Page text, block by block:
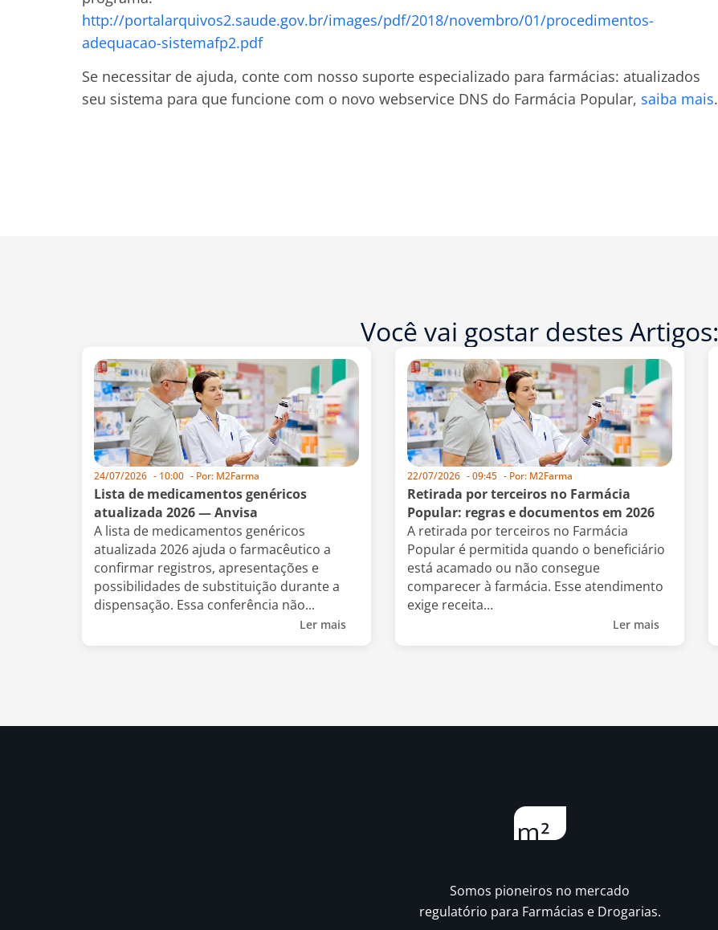
http://portalarquivos2.saude.gov.br/images/pdf/2018/novembro/01/procedimentos-
adequacao-sistemafp2.pdf
Se necessitar de ajuda, conte com nosso suporte especializado para farmácias: atualizados
seu sistema para que funcione com o novo webservice DNS do Farmácia Popular, saiba mais.
Você vai gostar destes Artigos:
24/07/2026 - 10:00 - Por: M2Farma
Lista de medicamentos genéricos
atualizada 2026 — Anvisa
A lista de medicamentos genéricos
atualizada 2026 ajuda o farmacêutico a
confirmar registros, apresentações e
possibilidades de substituição durante a
dispensação. Essa conferência não...
Ler mais
22/07/2026 -09:45 - Por: M2Farma
Retirada por terceiros no Farmácia
Popular: regras e documentos em 2026
A retirada por terceiros no Farmácia
Popular é permitida quando o beneficiário
está acamado ou não consegue
comparecer à farmácia. Esse atendimento
exige receita...
Ler mais
Somos pioneiros no mercado
regulatório para Farmácias e Drogarias.